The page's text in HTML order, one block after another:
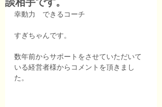
幸動力　できるコーチ
すぎちゃんです。
数年前からサポートをさせていただいて
いる経営者様からコメントを頂きまし
た。